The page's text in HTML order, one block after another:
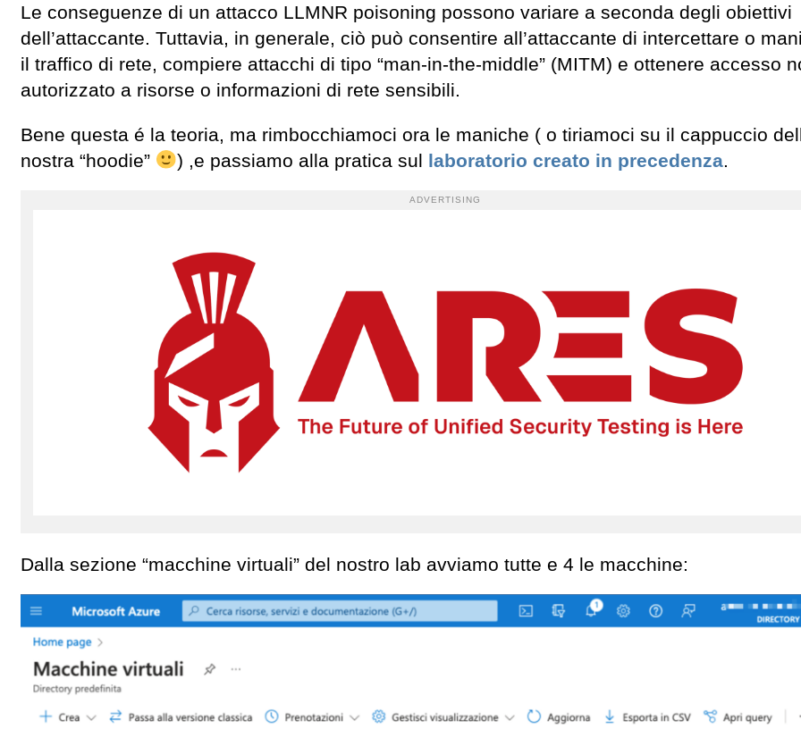
Le conseguenze di un attacco LLMNR poisoning possono variare a seconda degli obiettivi
dell’attaccante. Tuttavia, in generale, ciò può consentire all’attaccante di intercettare o
il traffico di rete, compiere attacchi di tipo “man-in-the-middle” (MITM) e ottenere accesso
autorizzato a risorse o informazioni di rete sensibili.
Bene questa é la teoria, ma rimbocchiamoci ora le maniche ( o tiriamoci su il cappuccio
nostra “hoodie”
) ,e passiamo alla pratica sul laboratorio creato in precedenza.
ADVERTISING
Dalla sezione “macchine virtuali” del nostro lab avviamo tutte e 4 le macchine: